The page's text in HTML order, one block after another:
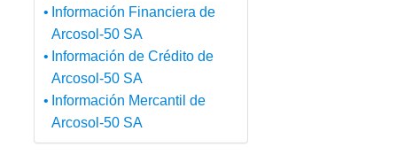
Información Financiera de
Arcosol-50 SA
Información de Crédito de
Arcosol-50 SA
Información Mercantil de
Arcosol-50 SA